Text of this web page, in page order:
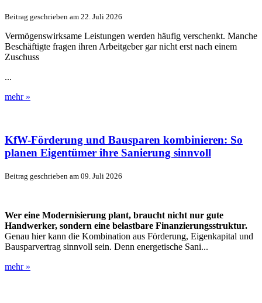
Beitrag geschrieben am 22. Juli 2026
Vermögenswirksame Leistungen werden häufig verschenkt. Manche
Beschäftigte fragen ihren Arbeitgeber gar nicht erst nach einem
Zuschuss
...
mehr »
KfW-Förderung und Bausparen kombinieren: So
planen Eigentümer ihre Sanierung sinnvoll
Beitrag geschrieben am 09. Juli 2026
Wer eine Modernisierung plant, braucht nicht nur gute
Handwerker, sondern eine belastbare Finanzierungsstruktur.
Genau hier kann die Kombination aus Förderung, Eigenkapital und
Bausparvertrag sinnvoll sein. Denn energetische Sani...
mehr »